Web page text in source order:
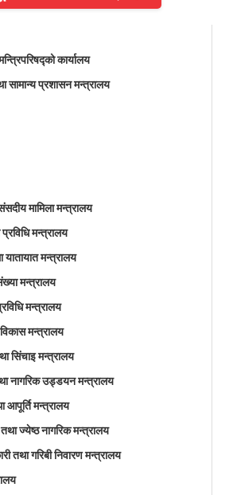
कार्यालय
सामान्य प्रशासन मन्त्रालय
मामिला मन्त्रालय
मन्त्रालय
यातायात मन्त्रालय
मन्त्रालय
मन्त्रालय
मन्त्रालय
सिंचाइ मन्त्रालय
नागरिक उड्डयन मन्त्रालय
आपूर्ति मन्त्रालय
ज्येष्ठ नागरिक मन्त्रालय
तथा गरिबी निवारण मन्त्रालय